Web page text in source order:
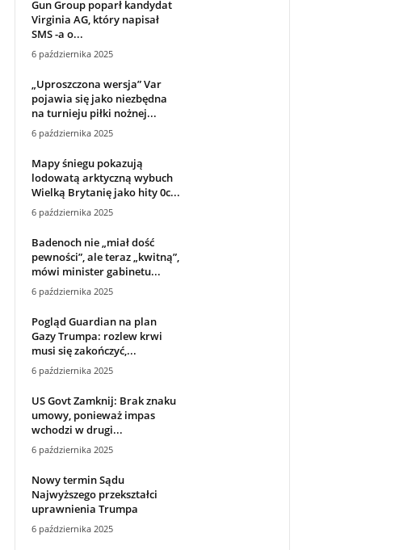
Gun Group poparł kandydat
Virginia AG, który napisał
SMS -a o...
6 października 2025
„Uproszczona wersja” Var
pojawia się jako niezbędna
na turnieju piłki nożnej...
6 października 2025
Mapy śniegu pokazują
lodowatą arktyczną wybuch
Wielką Brytanię jako hity 0c...
6 października 2025
Badenoch nie „miał dość
pewności”, ale teraz „kwitną”,
mówi minister gabinetu...
6 października 2025
Pogląd Guardian na plan
Gazy Trumpa: rozlew krwi
musi się zakończyć,...
6 października 2025
US Govt Zamknij: Brak znaku
umowy, ponieważ impas
wchodzi w drugi...
6 października 2025
Nowy termin Sądu
Najwyższego przekształci
uprawnienia Trumpa
6 października 2025